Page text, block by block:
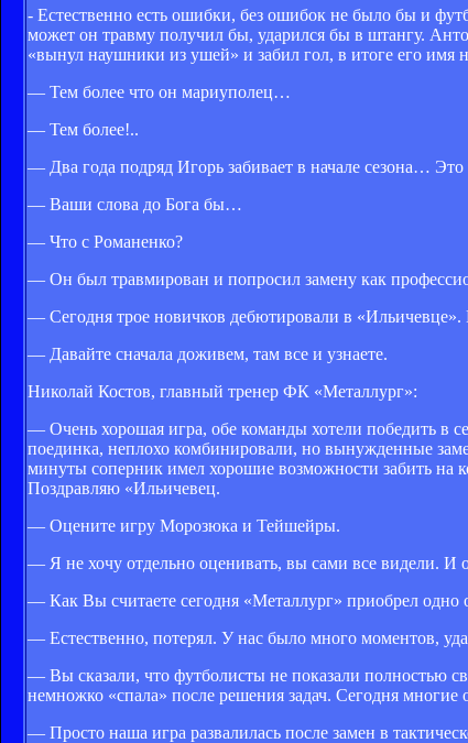
- Естественно есть ошибки, без ошибок не было бы и
может он травму получил бы, ударился бы в штангу.
«вынул наушники из ушей» и забил гол, в итоге его имя
— Тем более что он мариуполец…
— Тем более!..
— Два года подряд Игорь забивает в начале сезона… Это
— Ваши слова до Бога бы…
— Что с Романенко?
— Он был травмирован и попросил замену как
— Сегодня трое новичков дебютировали в
— Давайте сначала доживем, там все и узнаете.
Николай Костов, главный тренер ФК «Металлург»:
— Очень хорошая игра, обе команды хотели победить в
поединка, неплохо комбинировали, но вынужденные
минуты соперник имел хорошие возможности забить на
Поздравляю «Ильичевец.
— Оцените игру Морозюка и Тейшейры.
— Я не хочу отдельно оценивать, вы сами все видели. И
— Как Вы считаете сегодня «Металлург» приобрел одно
— Естественно, потерял. У нас было много моментов,
— Вы сказали, что футболисты не показали полностью
немножко «спала» после решения задач. Сегодня
— Просто наша игра развалилась после замен в